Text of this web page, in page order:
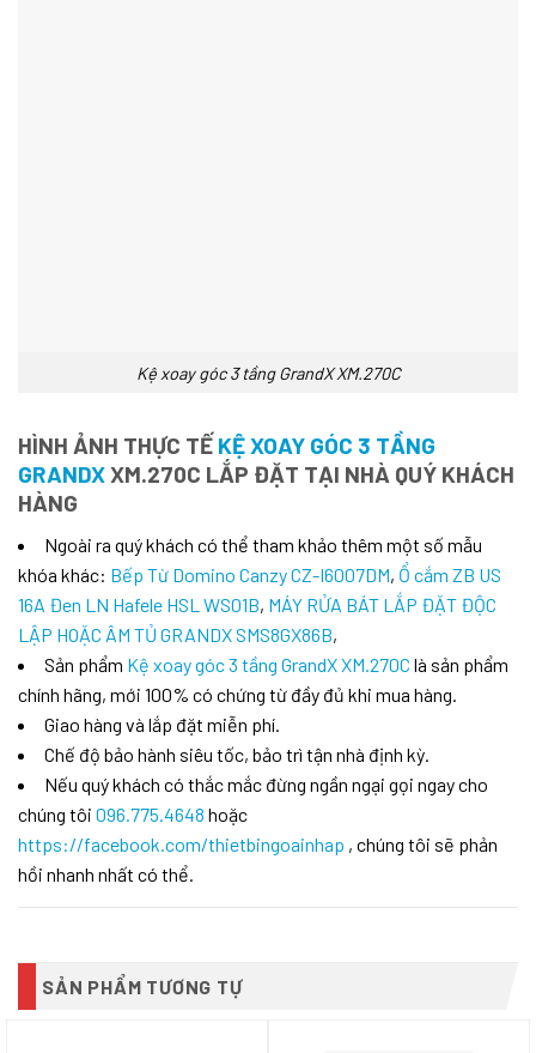
Kệ xoay góc 3 tầng GrandX XM.270C
HÌNH ẢNH THỰC TẾ KỆ XOAY GÓC 3 TẦNG
GRANDXXM.270C LẮP ĐẶT TẠI NHÀ QUÝ KHÁCH
HÀNG
Ngoài ra quý khách có thể tham khảo thêm một số mẫu
khóa khác: Bếp Từ Domino Canzy CZ-I6007DM, Ổ cắm ZB US
16A Đen LN Hafele HSL WS01B, MÁY RỬA BÁT LẮP ĐẶT ĐỘC
LẬP HOẶC ÂM TỦ GRANDX SMS8GX86B,
Sản phẩm Kệ xoay góc 3 tầng GrandX XM.270C là sản phẩm
chính hãng, mới 100% có chứng từ đầy đủ khi mua hàng.
Giao hàng và lắp đặt miễn phí.
Chế độ bảo hành siêu tốc, bảo trì tận nhà định kỳ.
Nếu quý khách có thắc mắc đừng ngần ngại gọi ngay cho
chúng tôi 096.775.4648 hoặc
https://facebook.com/thietbingoainhap , chúng tôi sẽ phản
hồi nhanh nhất có thể.
SẢN PHẨM TƯƠNG TỰ